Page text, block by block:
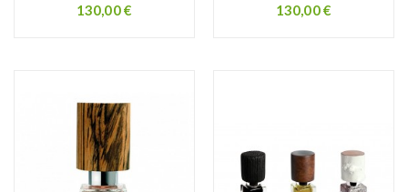
130,00 € 130,00 €